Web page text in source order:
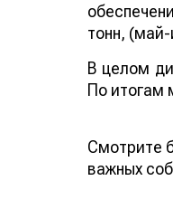
тонн,
В целом
По итогам
Смотрите
важных